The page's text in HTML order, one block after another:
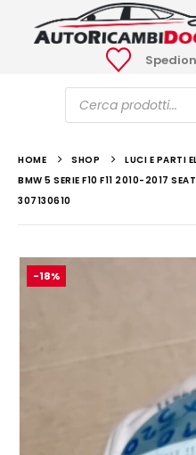
Ricerca
prodotti
HOME SHOP LUCI E PARTI
BMW 5 SERIE F10 F11 2010-2017
307130610
-18%